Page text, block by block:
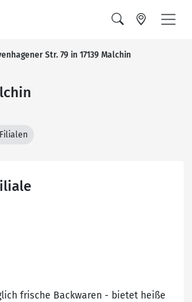
Str. 79 in 17139 Malchin
frische Backwaren - bietet heiße